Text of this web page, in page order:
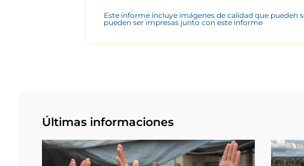
Este informe incluye imágenes de calidad que pueden
pueden ser impresas junto con este informe
Últimas informaciones